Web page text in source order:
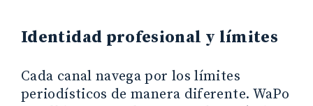
Identidad profesional y límites
Cada canal navega por los límites
periodísticos de manera diferente. WaPo